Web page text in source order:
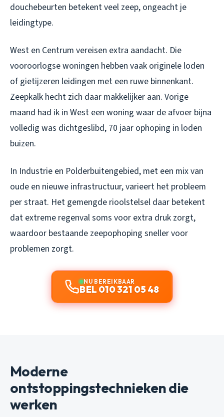
douchebeurten betekent veel zeep, ongeacht je
leidingtype.
West en Centrum vereisen extra aandacht. Die
vooroorlogse woningen hebben vaak originele loden
of gietijzeren leidingen met een ruwe binnenkant.
Zeepkalk hecht zich daar makkelijker aan. Vorige
maand had ik in West een woning waar de afvoer bijna
volledig was dichtgeslibd, 70 jaar ophoping in loden
buizen.
In Industrie en Polderbuitengebied, met een mix van
oude en nieuwe infrastructuur, varieert het probleem
per straat. Het gemengde rioolstelsel daar betekent
dat extreme regenval soms voor extra druk zorgt,
waardoor bestaande zeepophoping sneller voor
problemen zorgt.
NU BEREIKBAAR
BEL 010 321 05 48
Moderne
ontstoppingstechnieken die
werken